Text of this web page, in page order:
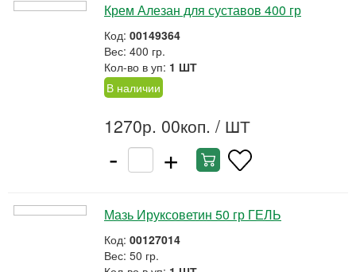
Крем Алезан для суставов 400 гр
Код: 00149364
Вес: 400 гр.
Кол-во в уп: 1 ШТ
В наличии
1270р. 00коп. / ШТ
- +
Мазь Ируксоветин 50 гр ГЕЛЬ
Код: 00127014
Вес: 50 гр.